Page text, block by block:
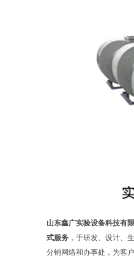
山东鑫广实验设备科技有
式服务 ，于研发、设计、
分销网络和办事处，为客